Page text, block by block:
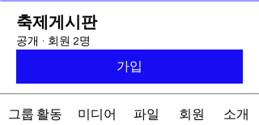
축제게시판
공개 · 회원 2명
가입
그룹 활동 미디어 파일 회원 소개